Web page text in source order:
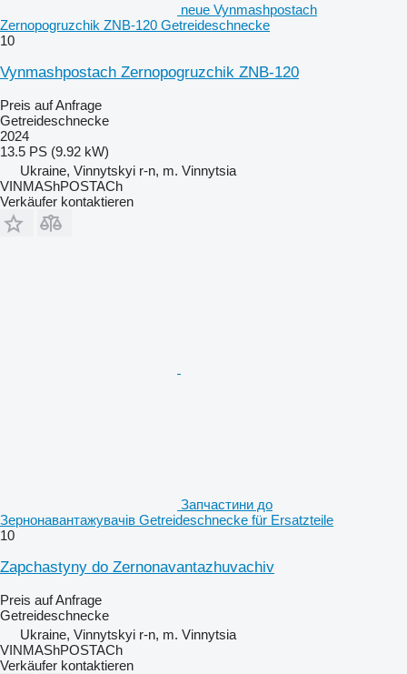
neue Vynmashpostach
Zernopogruzchik ZNB-120 Getreideschnecke
10
Vynmashpostach Zernopogruzchik ZNB-120
Preis auf Anfrage
Getreideschnecke
2024
13.5 PS (9.92 kW)
Ukraine, Vinnytskyi r-n, m. Vinnytsia
VINMAShPOSTACh
Verkäufer kontaktieren
Запчастини до
Зернонавантажувачів Getreideschnecke für Ersatzteile
10
Zapchastyny do Zernonavantazhuvachiv
Preis auf Anfrage
Getreideschnecke
Ukraine, Vinnytskyi r-n, m. Vinnytsia
VINMAShPOSTACh
Verkäufer kontaktieren